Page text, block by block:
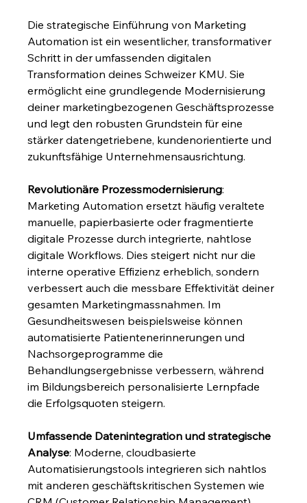
Die strategische Einführung von Marketing
Automation ist ein wesentlicher, transformativer
Schritt in der umfassenden digitalen
Transformation deines Schweizer KMU. Sie
ermöglicht eine grundlegende Modernisierung
deiner marketingbezogenen Geschäftsprozesse
und legt den robusten Grundstein für eine
stärker datengetriebene, kundenorientierte und
zukunftsfähige Unternehmensausrichtung.
Revolutionäre Prozessmodernisierung:
Marketing Automation ersetzt häufig veraltete
manuelle, papierbasierte oder fragmentierte
digitale Prozesse durch integrierte, nahtlose
digitale Workflows. Dies steigert nicht nur die
interne operative Effizienz erheblich, sondern
verbessert auch die messbare Effektivität deiner
gesamten Marketingmassnahmen. Im
Gesundheitswesen beispielsweise können
automatisierte Patientenerinnerungen und
Nachsorgeprogramme die
Behandlungsergebnisse verbessern, während
im Bildungsbereich personalisierte Lernpfade
die Erfolgsquoten steigern.
Umfassende Datenintegration und strategische
Analyse: Moderne, cloudbasierte
Automatisierungstools integrieren sich nahtlos
mit anderen geschäftskritischen Systemen wie